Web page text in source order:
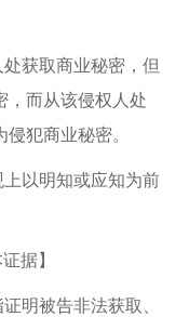
获取商业秘密，但
，而从该侵权人处
犯商业秘密。
以明知或应知为前
据】
被告非法获取、